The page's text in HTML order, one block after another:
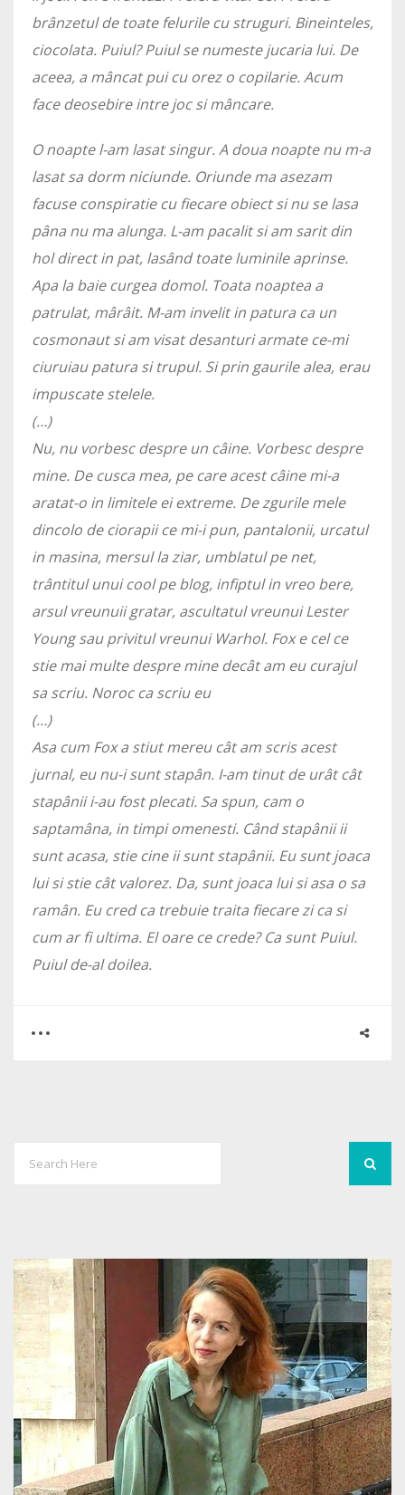
brânzetul de toate felurile cu struguri. Bineinteles,
ciocolata. Puiul? Puiul se numeste jucaria lui. De
aceea, a mâncat pui cu orez o copilarie. Acum
face deosebire intre joc si mâncare.
O noapte l-am lasat singur. A doua noapte nu m-a
lasat sa dorm niciunde. Oriunde ma asezam
facuse conspiratie cu fiecare obiect si nu se lasa
pâna nu ma alunga. L-am pacalit si am sarit din
hol direct in pat, lasând toate luminile aprinse.
Apa la baie curgea domol. Toata noaptea a
patrulat, mârâit. M-am invelit in patura ca un
cosmonaut si am visat desanturi armate ce-mi
ciuruiau patura si trupul. Si prin gaurile alea, erau
impuscate stelele.
(…)
Nu, nu vorbesc despre un câine. Vorbesc despre
mine. De cusca mea, pe care acest câine mi-a
aratat-o in limitele ei extreme. De zgurile mele
dincolo de ciorapii ce mi-i pun, pantalonii, urcatul
in masina, mersul la ziar, umblatul pe net,
trântitul unui cool pe blog, infiptul in vreo bere,
arsul vreunuii gratar, ascultatul vreunui Lester
Young sau privitul vreunui Warhol. Fox e cel ce
stie mai multe despre mine decât am eu curajul
sa scriu. Noroc ca scriu eu
(…)
Asa cum Fox a stiut mereu cât am scris acest
jurnal, eu nu-i sunt stapân. I-am tinut de urât cât
stapânii i-au fost plecati. Sa spun, cam o
saptamâna, in timpi omenesti. Când stapânii ii
sunt acasa, stie cine ii sunt stapânii. Eu sunt joaca
lui si stie cât valorez. Da, sunt joaca lui si asa o sa
ramân. Eu cred ca trebuie traita fiecare zi ca si
cum ar fi ultima. El oare ce crede? Ca sunt Puiul.
Puiul de-al doilea.